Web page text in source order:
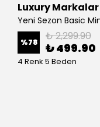
Luxury Markalar
%78 ₺ 2,299.90
₺ 499.90
4 Renk 5 Beden